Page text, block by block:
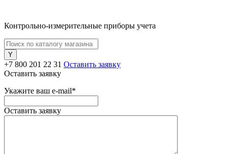
Контрольно-измерительные приборы учета
+7 800 201 22 31 Оставить заявку
Оставить заявку
Укажите ваш e-mail*
Оставить заявку